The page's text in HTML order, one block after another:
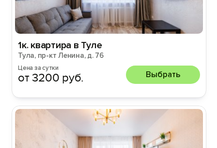
1к. квартира в Туле
Тула, пр-кт Ленина, д. 76
Цена за сутки
от 3200 руб. Выбрать